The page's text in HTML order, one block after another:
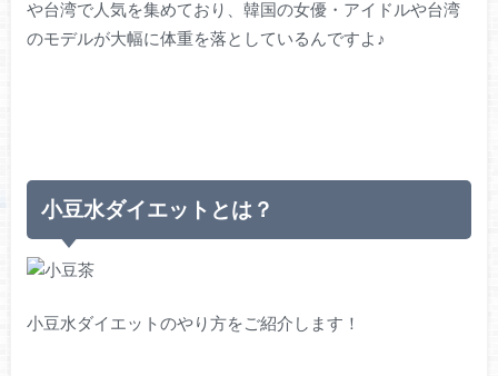
や台湾で人気を集めており、韓国の女優・アイドルや台湾
のモデルが大幅に体重を落としているんですよ♪
小豆水ダイエットとは？
小豆水ダイエットのやり方をご紹介します！